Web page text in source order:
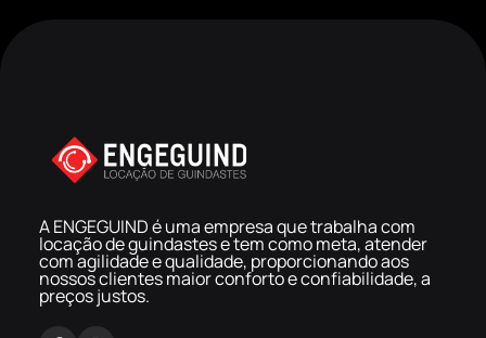
A ENGEGUIND é uma empresa que trabalha com
locação de guindastes e tem como meta, atender
com agilidade e qualidade, proporcionando aos
nossos clientes maior conforto e confiabilidade, a
preços justos.